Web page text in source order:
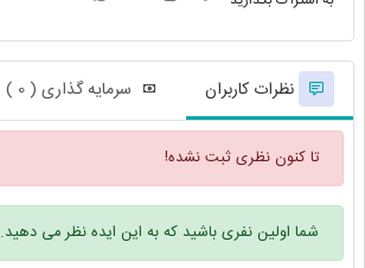
نظرات کاربران سرمایه گذاری ( 0 )
تا کنون نظری ثبت نشده!
شما اولین نفری باشید که به این ایده نظر می دهید.